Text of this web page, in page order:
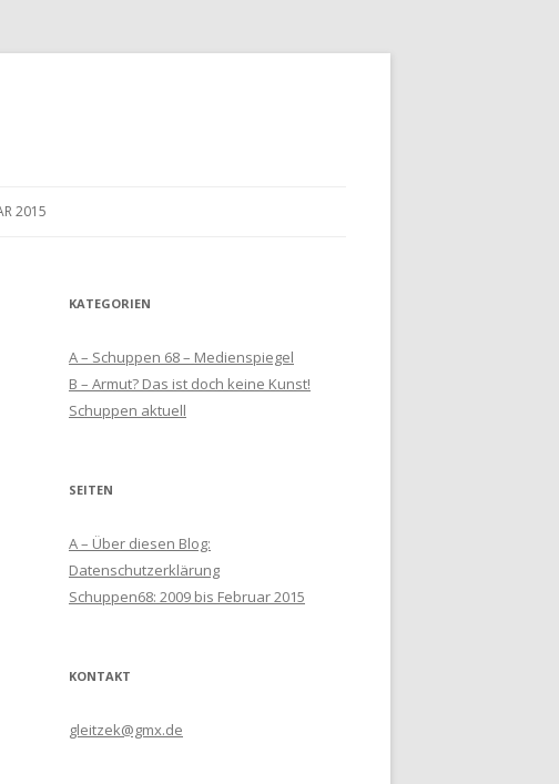
2015
KATEGORIEN
A – Schuppen 68 – Medienspiegel
B – Armut? Das ist doch keine Kunst!
Schuppen aktuell
SEITEN
A – Über diesen Blog:
Datenschutzerklärung
Schuppen68: 2009 bis Februar 2015
KONTAKT
gleitzek@gmx.de